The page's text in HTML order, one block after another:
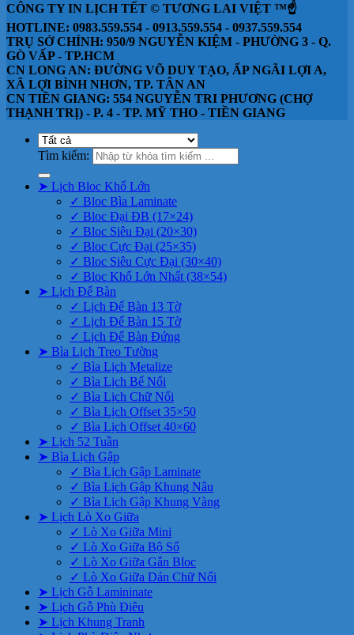
CÔNG TY IN LỊCH TẾT © TƯƠNG LAI VIỆT ™☝️
HOTLINE: 0983.559.554 - 0913.559.554 - 0937.559.554
TRỤ SỞ CHÍNH: 950/9 NGUYỄN KIỆM - PHƯỜNG 3 - Q.
GÒ VẤP - TP.HCM
CN LONG AN: ĐƯỜNG VÕ DUY TẠO, ẤP NGÃI LỢI A,
XÃ LỢI BÌNH NHƠN, TP. TÂN AN
CN TIỀN GIANG: 554 NGUYỄN TRI PHƯƠNG (CHỢ
THẠNH TRỊ) - P. 4 - TP. MỸ THO - TIỀN GIANG
Tìm kiếm:
➤ Lịch Bloc Khổ Lớn
✓ Bloc Bìa Laminate
✓ Bloc Đại ĐB (17×24)
✓ Bloc Siêu Đại (20×30)
✓ Bloc Cực Đại (25×35)
✓ Bloc Siêu Cực Đại (30×40)
✓ Bloc Khổ Lớn Nhất (38×54)
➤ Lịch Để Bàn
✓ Lịch Để Bàn 13 Tờ
✓ Lịch Để Bàn 15 Tờ
✓ Lịch Để Bàn Đứng
➤ Bìa Lịch Treo Tường
✓ Bìa Lịch Metalize
✓ Bìa Lịch Bế Nổi
✓ Bìa Lịch Chữ Nổi
✓ Bìa Lịch Offset 35×50
✓ Bìa Lịch Offset 40×60
➤ Lịch 52 Tuần
➤ Bìa Lịch Gập
✓ Bìa Lịch Gập Laminate
✓ Bìa Lịch Gập Khung Nâu
✓ Bìa Lịch Gập Khung Vàng
➤ Lịch Lò Xo Giữa
✓ Lò Xo Giữa Mini
✓ Lò Xo Giữa Bộ Số
✓ Lò Xo Giữa Gắn Bloc
✓ Lò Xo Giữa Dán Chữ Nổi
➤ Lịch Gỗ Lamininate
➤ Lịch Gỗ Phù Điêu
➤ Lịch Khung Tranh